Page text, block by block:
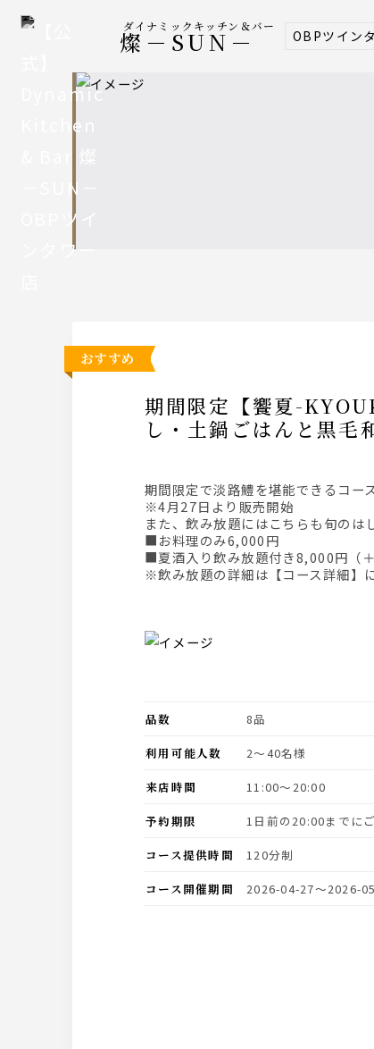
ダイナミックキッチン＆バー
燦－SUN－ OBPツイン
おすすめ
期間限定【饗夏-KYOUKA-コース】旬のはしり『淡路鱧』を堪能◎淡路鱧の落とし・水煙蒸
し・土鍋ごはんと黒毛
期間限定で淡路鱧を堪能できるコ
※4月27日より販売開始
また、飲み放題にはこちらも旬のは
■お料理のみ6,000円
■夏酒入り飲み放題付き8,000円（
※飲み放題の詳細は【コース詳細】
品数
8品
利用可能人数
2〜40名様
来店時間
11:00〜20:00
予約期限
1日前の20:00までに
コース提供時間
120分制
コース開催期間
2026-04-27〜2026-